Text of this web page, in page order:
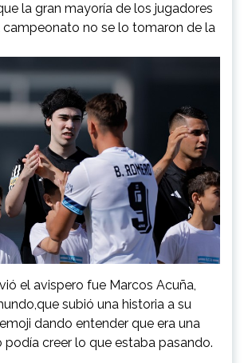
la gran mayoría de los jugadores
no se lo tomaron de la
el avispero fue Marcos Acuña,
subió una historia a su
dando entender que era una
podía creer lo que estaba pasando.